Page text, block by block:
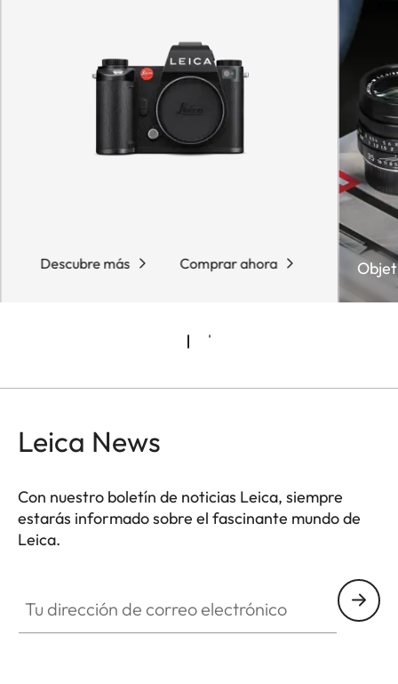
Descubre más Comprar ahora
Leica News
Con nuestro boletín de noticias Leica, siempre
estarás informado sobre el fascinante mundo de
Leica.